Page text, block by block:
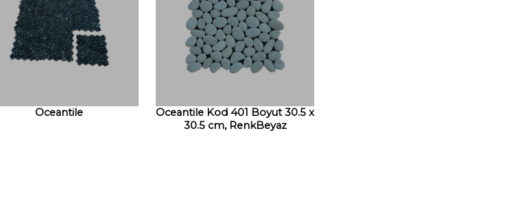
Oceantile
Oceantile Kod 401 Boyut 30.5 x
30.5 cm, RenkBeyaz